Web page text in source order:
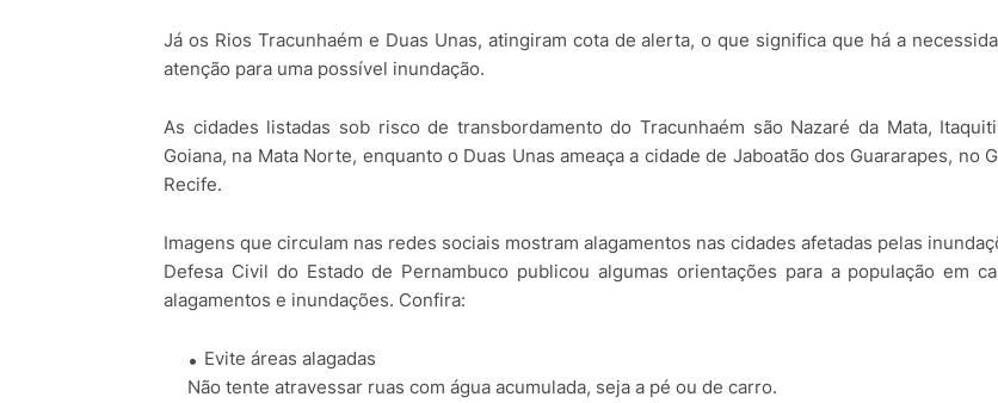
Já os Rios Tracunhaém e Duas Unas, atingiram cota de alerta, o que significa que há a
atenção para uma possível inundação.
As cidades listadas sob risco de transbordamento do Tracunhaém são Nazaré da Mata,
Goiana, na Mata Norte, enquanto o Duas Unas ameaça a cidade de Jaboatão dos Guararapes, no
Recife.
Imagens que circulam nas redes sociais mostram alagamentos nas cidades afetadas pelas
Defesa Civil do Estado de Pernambuco publicou algumas orientações para a população em
alagamentos e inundações. Confira:
Evite áreas alagadas
Não tente atravessar ruas com água acumulada, seja a pé ou de carro.